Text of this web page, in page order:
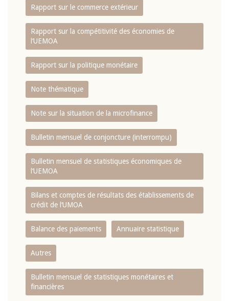
Rapport sur le commerce extérieur
Rapport sur la compétitivité des économies de
l‘UEMOA
Rapport sur la politique monétaire
Note thématique
Note sur la situation de la microfinance
Bulletin mensuel de conjoncture (interrompu)
Bulletin mensuel de statistiques économiques de
l‘UEMOA
Bilans et comptes de résultats des établissements de
crédit de l‘UMOA
Balance des paiements Annuaire statistique
Autres
Bulletin mensuel de statistiques monétaires et
financières